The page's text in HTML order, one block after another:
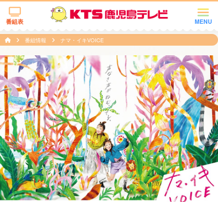
MENU
番組表
番組情報 ナマ・イキVOICE